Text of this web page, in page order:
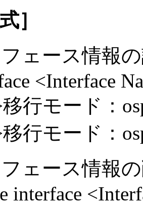
］
ェース情報
<Interface
行モード：
行モード：
ェース情報
interface